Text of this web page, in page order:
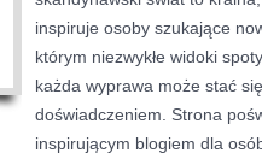
inspiruje osoby szukające
którym niezwykłe widoki
każda wyprawa może stać
doświadczeniem. Strona
inspirującym blogiem dla